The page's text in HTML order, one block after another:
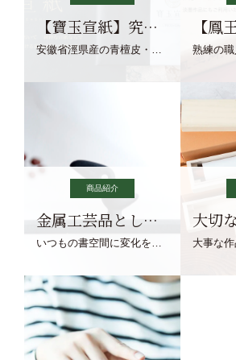
【寶玉宣紙】究極の純粋な宣紙を目指す寶玉宣紙
商品紹介
金属工芸品としての文鎮